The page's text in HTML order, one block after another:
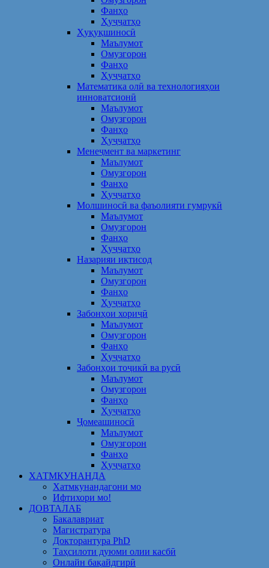
Фанҳо
Ҳуҷҷатҳо
Ҳуқуқшиносӣ
Маълумот
Омузгорон
Фанҳо
Ҳуҷҷатҳо
Математика олӣ ва технологияҳои
инноватсионӣ
Маълумот
Омузгорон
Фанҳо
Ҳуҷҷатҳо
Менеҷмент ва маркетинг
Маълумот
Омузгорон
Фанҳо
Ҳуҷҷатҳо
Молшиносӣ ва фаъолияти гумрукӣ
Маълумот
Омузгорон
Фанҳо
Ҳуҷҷатҳо
Назарияи иқтисод
Маълумот
Омузгорон
Фанҳо
Ҳуҷҷатҳо
Забонҳои хориҷӣ
Маълумот
Омузгорон
Фанҳо
Ҳуҷҷатҳо
Забонҳои тоҷикӣ ва русӣ
Маълумот
Омузгорон
Фанҳо
Ҳуҷҷатҳо
Ҷомеашиносӣ
Маълумот
Омузгорон
Фанҳо
Ҳуҷҷатҳо
ХАТМКУНАНДА
Хатмкунандагони мо
Ифтихори мо!
ДОВТАЛАБ
Бакалавриат
Магистратура
Докторантура PhD
Таҳсилоти дуюми олии касбӣ
Онлайн бақайдгирӣ